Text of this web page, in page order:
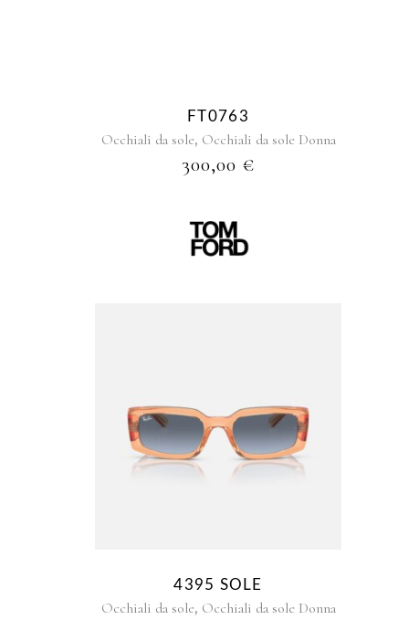
FT0763
Occhiali da sole, Occhiali da sole Donna
300,00 €
4395 SOLE
Occhiali da sole, Occhiali da sole Donna